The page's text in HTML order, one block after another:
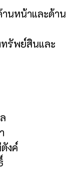
นหน้าและด้าน
ทรัพย์สินและ
งค์